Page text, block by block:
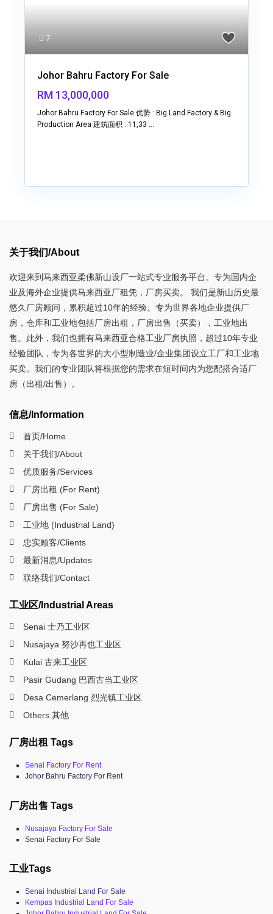
7
Johor Bahru Factory For Sale
RM 13,000,000
Johor Bahru Factory For Sale 优势 : Big Land Factory & Big
Production Area 建筑面积 : 11,33 ...
关于我们/About
欢迎来到马来西亚柔佛新山设厂一站式专业服务平台。专为国内企
业及海外企业提供马来西亚厂租凭，厂房买卖。 我们是新山历史最
悠久厂房顾问，累积超过10年的经验。专为世界各地企业提供厂
房，仓库和工业地包括厂房出租，厂房出售（买卖），工业地出
售。此外，我们也拥有马来西亚合格工业厂房执照，超过10年专业
经验团队，专为各世界的大小型制造业/企业集团设立工厂和工业地
买卖。我们的专业团队将根据您的需求在短时间内为您配搭合适厂
房（出租/出售）。
信息/Information
首页/Home
关于我们/About
优质服务/Services
厂房出租 (For Rent)
厂房出售 (For Sale)
工业地 (Industrial Land)
忠实顾客/Clients
最新消息/Updates
联络我们/Contact
工业区/Industrial Areas
Senai 士乃工业区
Nusajaya 努沙再也工业区
Kulai 古来工业区
Pasir Gudang 巴西古当工业区
Desa Cemerlang 烈光镇工业区
Others 其他
厂房出租 Tags
Senai Factory For Rent
Johor Bahru Factory For Rent
厂房出售 Tags
Nusajaya Factory For Sale
Senai Factory For Sale
工业Tags
Senai Industrial Land For Sale
Kempas Industrial Land For Sale